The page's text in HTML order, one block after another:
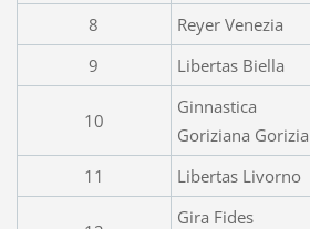
8
Reyer Venezia
9
Libertas Biella
10
Ginnastica
Goriziana Gorizia
11 Libertas Livorno
Gira Fides